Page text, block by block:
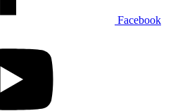
Facebook